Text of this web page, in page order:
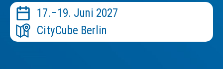
17.–19. Juni 2027
CityCube Berlin